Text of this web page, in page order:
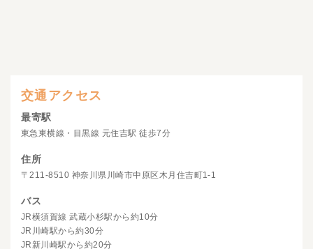
交通アクセス
最寄駅
東急東横線・目黒線 元住吉駅 徒歩7分
住所
〒211-8510 神奈川県川崎市中原区木月住吉町1-1
バス
JR横須賀線 武蔵小杉駅から約10分
JR川崎駅から約30分
JR新川崎駅から約20分